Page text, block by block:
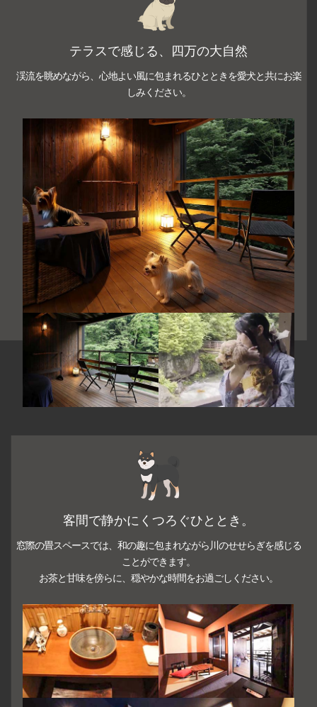
テラスで感じる、四万の大自然
渓流を眺めながら、心地よい風に包まれるひとときを愛犬と共にお楽
しみください。
客間で静かにくつろぐひととき。
窓際の畳スペースでは、和の趣に包まれながら川のせせらぎを感じる
ことができます。
お茶と甘味を傍らに、穏やかな時間をお過ごしください。